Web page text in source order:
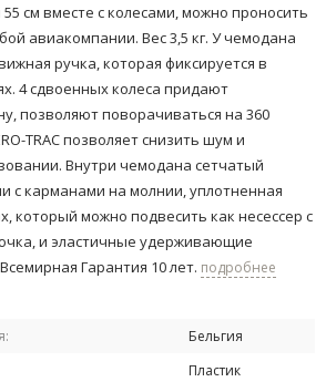
см вместе с колесами, можно проносить
авиакомпании. Вес 3,5 кг. У чемодана
ручка, которая фиксируется в
4 сдвоенных колеса придают
позволяют поворачиваться на 360
TRAC позволяет снизить шум и
Внутри чемодана сетчатый
с карманами на молнии, уплотненная
который можно подвесить как несессер с
и эластичные удерживающие
Гарантия 10 лет. подробнее
Бельгия
Пластик